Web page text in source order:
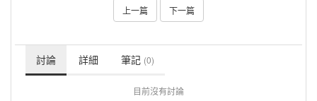
上一篇 下一篇
討論 詳細 筆記 (0)
目前沒有討論